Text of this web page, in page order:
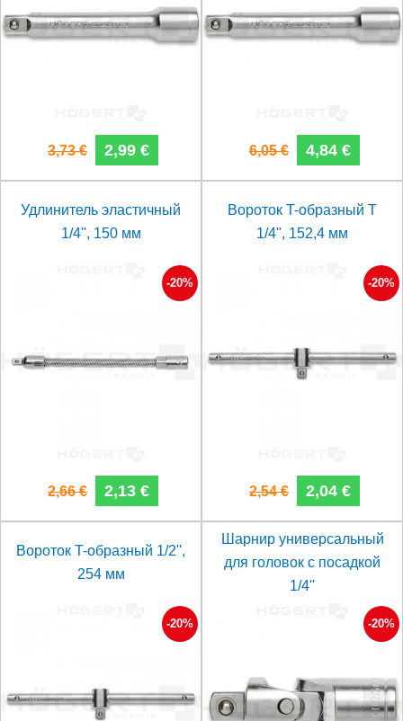
3,73 € 2,99 € 6,05 € 4,84 €
Удлинитель эластичный
1/4'', 150 мм
-20%
2,66 € 2,13 €
Вороток T-образный T
1/4'', 152,4 мм
-20%
2,54 € 2,04 €
Вороток T-образный 1/2'',
254 мм
-20%
Шарнир универсальный
для головок с посадкой
1/4''
-20%